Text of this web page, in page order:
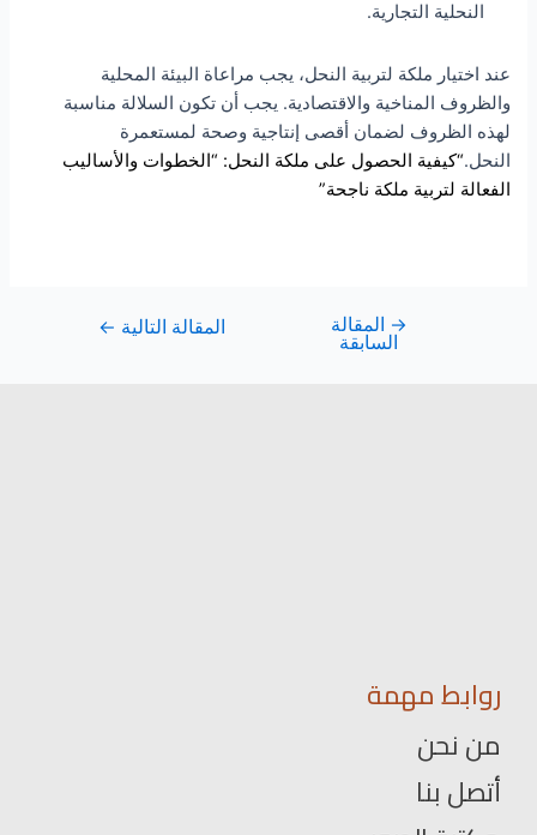
النحلية التجارية.
عند اختيار ملكة لتربية النحل، يجب مراعاة البيئة المحلية
والظروف المناخية والاقتصادية. يجب أن تكون السلالة مناسبة
لهذه الظروف لضمان أقصى إنتاجية وصحة لمستعمرة
النحل.“كيفية الحصول على ملكة النحل: “الخطوات والأساليب
الفعالة لتربية ملكة ناجحة”
→ المقالة
السابقة
المقالة التالية ←
روابط مهمة
من نحن
أتصل بنا